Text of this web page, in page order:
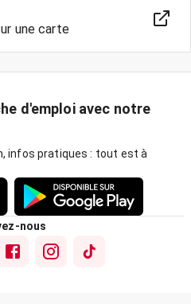
une carte
d'emploi avec notre
infos pratiques : tout est à
nous